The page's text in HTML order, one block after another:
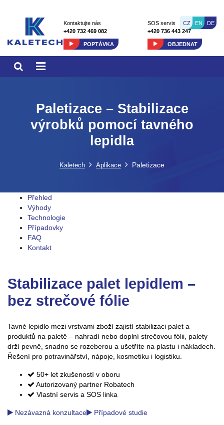
CZ EN DE
Kontaktujte nás
+420 732 469 082
POPTÁVKA
SOS servis
+420 736 443 247
OBJEDNAT
Paletizace – Stabilizace
výrobků pomocí tavného
lepidla
Kaletech Aplikace Paletizace
Přehled
Výhody
Technologie
Případovky
FAQ
Kontakt
Stabilizace palet lepidlem –
bez strečové fólie
Tavné lepidlo mezi vrstvami zboží zajistí stabilizaci palet a
produktů na paletě – nahradí nebo doplní strečovou fólii, palety
drží pevně, snadno se rozeberou a ušetříte na plastu i nákladech.
Řešení pro potravinářství, nápoje, kosmetiku i logistiku.
50+ let zkušeností v oboru
Autorizovaný partner Robatech
Vlastní servis a SOS linka
Nezávazná konzultace Případové studie